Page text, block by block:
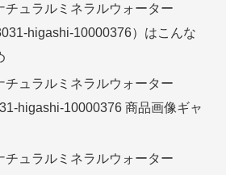
チュラルミネラルウォーター
higashi-10000376）はこんな
チュラルミネラルウォーター
higashi-10000376 商品画像ギャ
チュラルミネラルウォーター